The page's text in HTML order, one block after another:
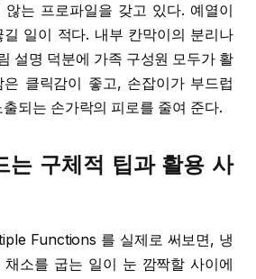
는 프로파일을 갖고 있다. 예열이
일이 적다. 내부 칸막이의 분리나
설명 덕분에 가족 구성원 모두가 활
클릭감이 좋고, 손잡이가 부드럽
되는 손가락의 피로를 줄여 준다.
는 구체적 팁과 활용 사
Functions 를 실제로 써보면, 냉
소를 굽는 일이 눈 깜짝할 사이에